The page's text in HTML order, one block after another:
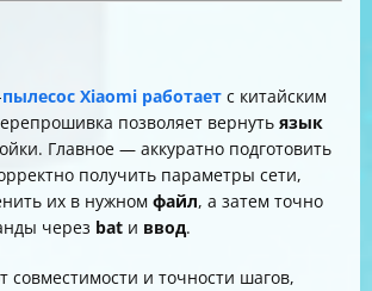
пылесос Xiaomi работает с китайским
позволяет вернуть язык
Главное — аккуратно подготовить
получить параметры сети,
их в нужном файл, а затем точно
через bat и ввод.
совместимости и точности шагов,